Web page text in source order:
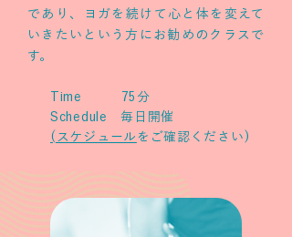
であり、ヨガを続けて心と体を変えて
いきたいという方にお勧めのクラスで
す。
Time 75分
Schedule 毎日開催
(スケジュール をご確認ください)